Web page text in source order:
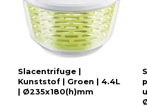
Slacentrifuge |
Kunststof | Groen | 4.4L
| Ø235x180(h)mm